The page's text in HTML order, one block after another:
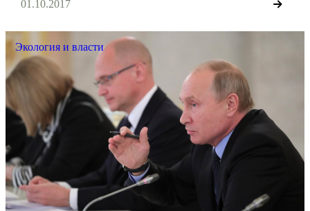
быстро переросло респираторное заболевание. В […]
01.10.2017
Экология и власти